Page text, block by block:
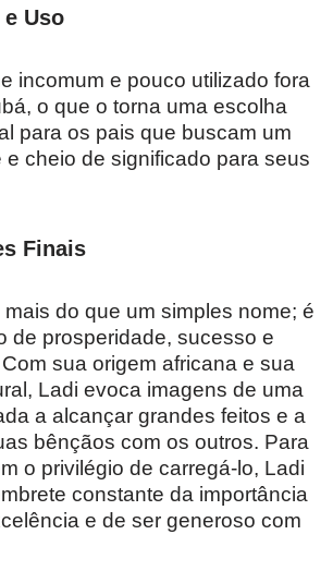
Uso
incomum e pouco utilizado fora
o que o torna uma escolha
para os pais que buscam um
e cheio de significado para seus
Finais
do que um simples nome; é
de prosperidade, sucesso e
sua origem africana e sua
Ladi evoca imagens de uma
a alcançar grandes feitos e a
bênçãos com os outros. Para
o privilégio de carregá-lo, Ladi
constante da importância
e de ser generoso com